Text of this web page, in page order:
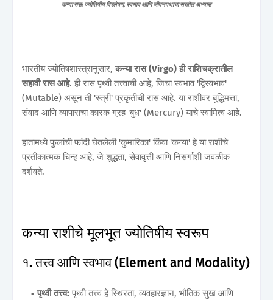
कन्या रास: ज्योतिषीय विश्लेषण, स्वभाव आणि जीवनपथाचा सखोल अभ्यास
भारतीय ज्योतिषशास्त्रानुसार, कन्यारास(Virgo) ही राशिचक्रातील
सहावी रास आहे. ही रास पृथ्वी तत्त्वाची आहे, जिचा स्वभाव 'द्विस्वभाव'
(Mutable) असून ती 'स्त्री' प्रकृतीची रास आहे. या राशीवर बुद्धिमत्ता,
संवाद आणि व्यापाराचा कारक ग्रह 'बुध' (Mercury) याचे स्वामित्व आहे.
हातामध्ये फुलांची फांदी घेतलेली 'कुमारिका' किंवा 'कन्या' हे या राशीचे
प्रतीकात्मक चिन्ह आहे, जे शुद्धता, सेवावृत्ती आणि निसर्गाशी जवळीक
दर्शवते.
कन्या राशीचे मूलभूत ज्योतिषीय स्वरूप
१. तत्त्व आणि स्वभाव (Element and Modality)
पृथ्वी तत्त्व: पृथ्वी तत्त्व हे स्थिरता, व्यवहारज्ञान, भौतिक सुख आणि